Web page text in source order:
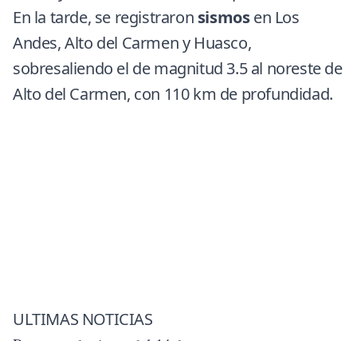
En la tarde, se registraron sismosen Los
Andes, Alto del Carmen y Huasco,
sobresaliendo el de magnitud 3.5 al noreste de
Alto del Carmen, con 110 km de profundidad.
ULTIMAS NOTICIAS